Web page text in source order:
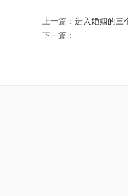
上一篇： 进入婚姻的三
下一篇：